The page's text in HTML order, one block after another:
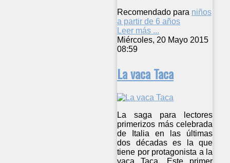
Recomendado para niños
a partir de 6 años
Leer más ...
Miércoles, 20 Mayo 2015
08:59
La vaca Taca
La saga para lectores
primerizos más celebrada
de Italia en las últimas
dos décadas es la que
tiene por protagonista a la
vaca Taca. Este primer